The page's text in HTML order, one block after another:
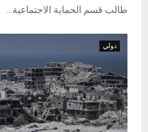
طالب قسم الحماية الاجتماعية...
دولي